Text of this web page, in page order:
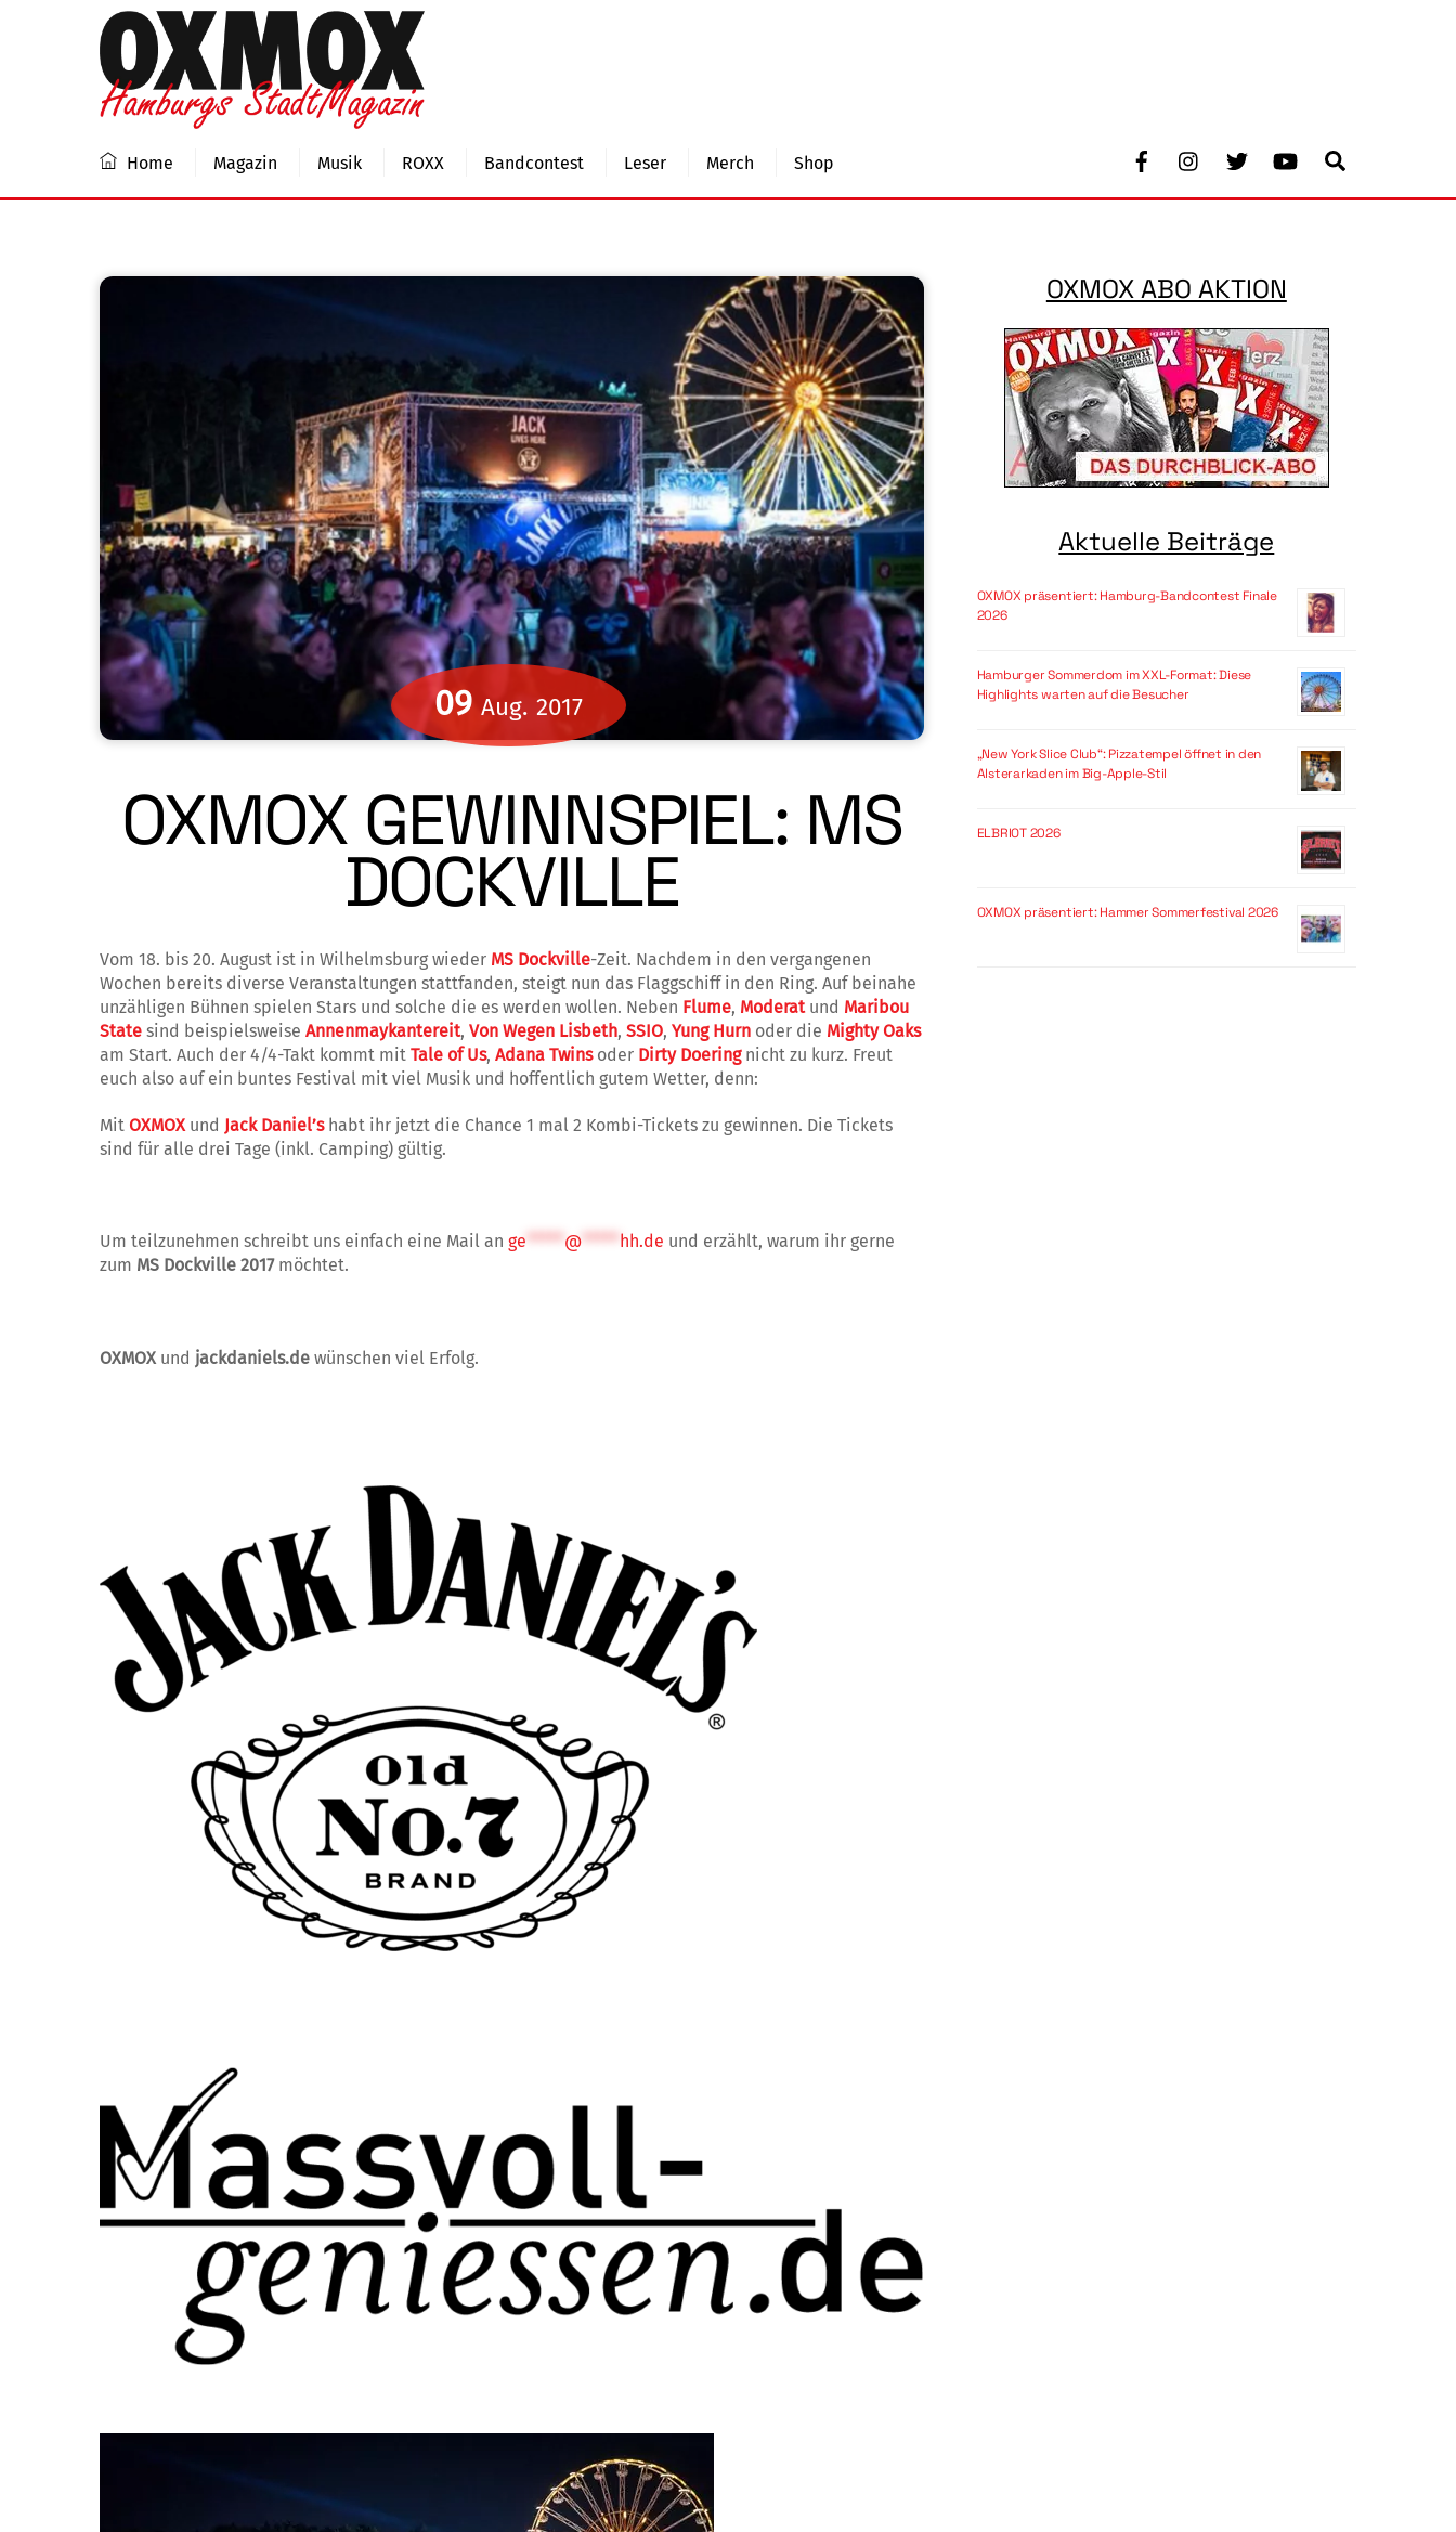
Facebook Youtube
Home Magazin Musik ROXX Bandcontest Leser Merch Shop
09 Aug. 2017
OXMOX GEWINNSPIEL: MS
DOCKVILLE
Vom 18. bis 20. August ist in Wilhelmsburg wieder MS Dockville-Zeit. Nachdem in den vergangenen
Wochen bereits diverse Veranstaltungen stattfanden, steigt nun das Flaggschiff in den Ring. Auf beinahe
unzähligen Bühnen spielen Stars und solche die es werden wollen. Neben Flume, Moderatund Maribou
State sind beispielsweise Annenmaykantereit, Von Wegen Lisbeth, SSIO, Yung Hurn oder die Mighty Oaks
am Start. Auch der 4/4-Takt kommt mit Tale of Us, Adana Twinsoder Dirty Doeringnicht zu kurz. Freut
euch also auf ein buntes Festival mit viel Musik und hoffentlich gutem Wetter, denn:
Mit OXMOXund Jack Daniel’shabt ihr jetzt die Chance 1 mal 2 Kombi-Tickets zu gewinnen. Die Tickets
sind für alle drei Tage (inkl. Camping) gültig.
Um teilzunehmen schreibt uns einfach eine Mail an ge*****@***** hh.de und erzählt, warum ihr gerne
zum MS Dockville 2017möchtet.
OXMOXund jackdaniels.de wünschen viel Erfolg.
OXMOX ABO AKTION
Aktuelle Beiträge
OXMOX präsentiert: Hamburg-Bandcontest Finale
2026
Hamburger Sommerdom im XXL-Format: Diese
Highlights warten auf die Besucher
„New York Slice Club“: Pizzatempel öffnet in den
Alsterarkaden im Big-Apple-Stil
ELBRIOT 2026
OXMOX präsentiert: Hammer Sommerfestival 2026